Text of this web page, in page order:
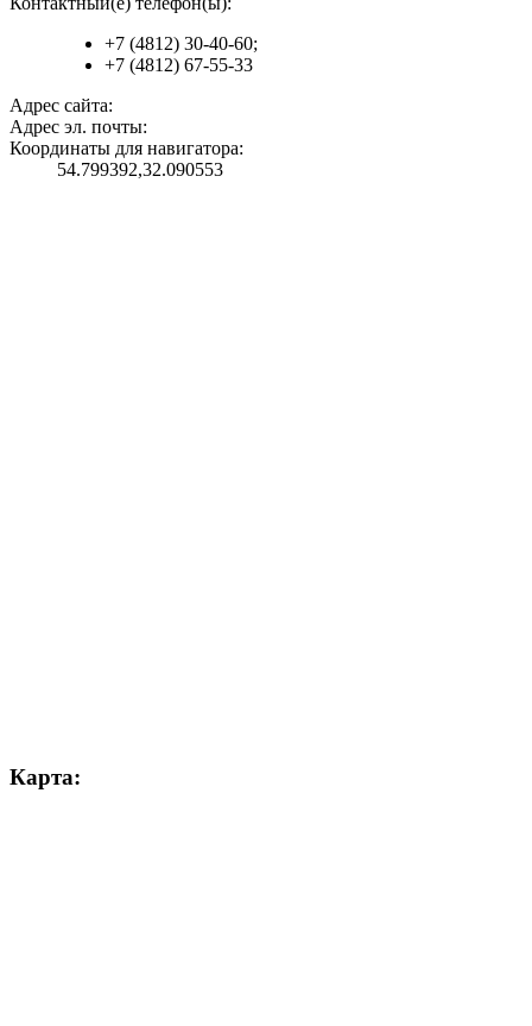
+7 (4812) 30-40-60;
+7 (4812) 67-55-33
Адрес сайта:
Адрес эл. почты:
Координаты для навигатора:
54.799392,32.090553
Карта: